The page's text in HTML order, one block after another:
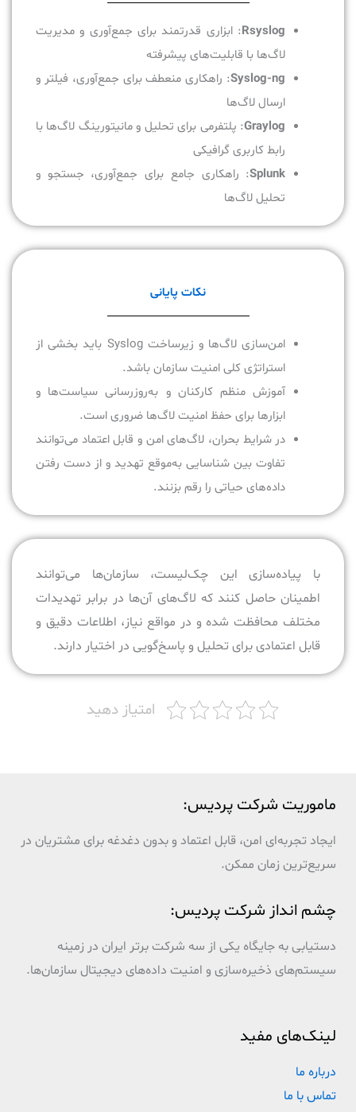
Rsyslog: ابزاری قدرتمند برای جمع‌آوری و مدیریت
لاگ‌ها با قابلیت‌های پیشرفته
Syslog-ng: راهکاری منعطف برای جمع‌آوری، فیلتر و
ارسال لاگ‌ها
Graylog: پلتفرمی برای تحلیل و مانیتورینگ لاگ‌ها با
رابط کاربری گرافیکی
Splunk: راهکاری جامع برای جمع‌آوری، جستجو و
تحلیل لاگ‌ها
نکات پایانی
امن‌سازی لاگ‌ها و زیرساخت Syslog باید بخشی از
استراتژی کلی امنیت سازمان باشد.
آموزش منظم کارکنان و به‌روزرسانی سیاست‌ها و
ابزارها برای حفظ امنیت لاگ‌ها ضروری است.
در شرایط بحران، لاگ‌های امن و قابل اعتماد می‌توانند
تفاوت بین شناسایی به‌موقع تهدید و از دست رفتن
داده‌های حیاتی را رقم بزنند.
با پیاده‌سازی این چک‌لیست، سازمان‌ها می‌توانند
اطمینان حاصل کنند که لاگ‌های آن‌ها در برابر تهدیدات
مختلف محافظت شده و در مواقع نیاز، اطلاعات دقیق و
قابل اعتمادی برای تحلیل و پاسخ‌گویی در اختیار دارند.
امتیاز دهید
ماموریت شرکت پردیس:
ایجاد تجربه‌ای امن، قابل اعتماد و بدون دغدغه برای مشتریان در
سریع‌ترین زمان ممکن.
چشم انداز شرکت پردیس:
دستیابی به جایگاه یکی از سه شرکت برتر ایران در زمینه
سیستم‌های ذخیره‌سازی و امنیت داده‌های دیجیتال سازمان‌ها.
لینک‌های مفید
درباره ما
تماس با ما